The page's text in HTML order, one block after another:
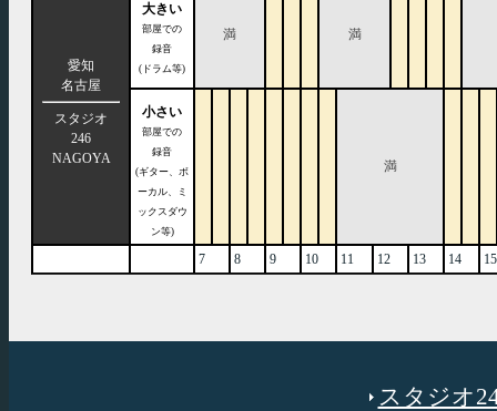
愛知
名古屋
スタジオ
246
NAGOYA
大きい
部屋での
録音
(ドラム等)
満 満
小さい
部屋での
録音
(ギター、ボ
ーカル、ミ
ックスダウ
ン等)
満
7 8 9 10 11 12 13 14 15
スタジオ